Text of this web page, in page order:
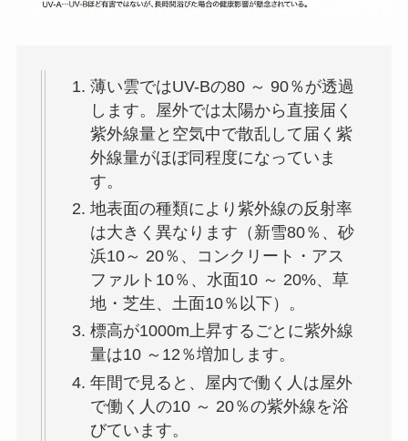
薄い雲ではUV-Bの80 ～ 90％が透過
します。屋外では太陽から直接届く
紫外線量と空気中で散乱して届く紫
外線量がほぼ同程度になっていま
す。
地表面の種類により紫外線の反射率
は大きく異なります（新雪80％、砂
浜10～ 20％、コンクリート・アス
ファルト10％、水面10 ～ 20%、草
地・芝生、土面10％以下）。
標高が1000m上昇するごとに紫外線
量は10 ～12％増加します。
年間で見ると、屋内で働く人は屋外
で働く人の10 ～ 20％の紫外線を浴
びています。